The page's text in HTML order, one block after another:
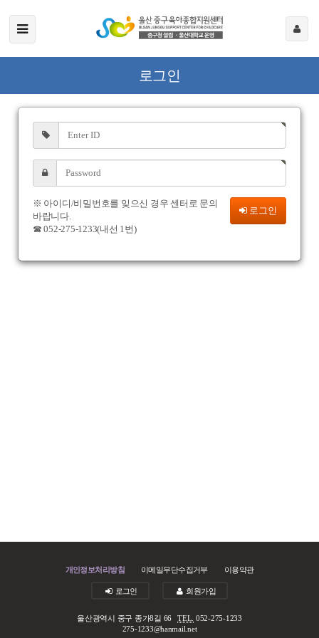
로그인
로그인
※ 아이디/비밀번호를 잊으신 경우 센터로 문의
바랍니다.
☎ 052-275-1233(내선 1번)
개인정보처리방침 이메일무단수집거부 이용약관
로그인 회원가입
울산광역시 중구 종가8길 66TEL. 052-275-1233
275-1233@hanmail.net